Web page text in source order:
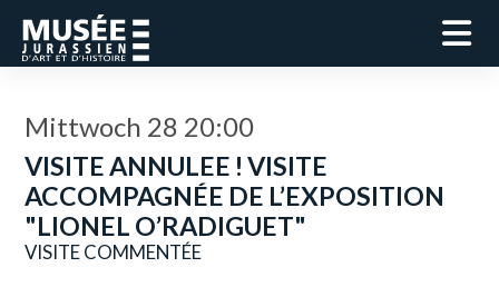
Mittwoch 28 20:00
VISITE ANNULEE ! VISITE
ACCOMPAGNÉE DE L’EXPOSITION
"LIONEL O’RADIGUET"
VISITE COMMENTÉE